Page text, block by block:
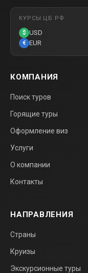
КУРСЫ ЦБ РФ
$ USD
€ EUR
КОМПАНИЯ
Поиск туров
Горящие туры
Оформление виз
Услуги
О компании
Контакты
НАПРАВЛЕНИЯ
Страны
Круизы
Экскурсионные туры